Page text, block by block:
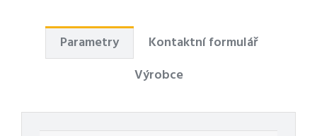
Parametry
Kontaktní formulář
Výrobce